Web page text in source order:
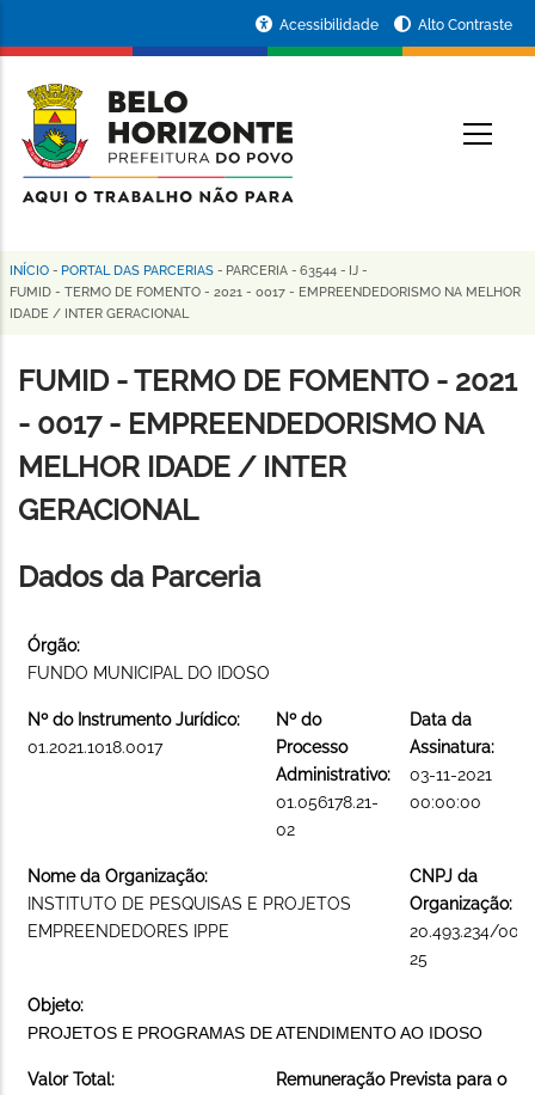
conteúdo
principal
da
Prefeitura
de
Horizonte
Acessibilidade Alto Contraste
Trilha
de
navegação
INÍCIO - PORTAL DAS PARCERIAS - PARCERIA - 63544 - IJ -
FUMID - TERMO DE FOMENTO - 2021 - 0017 - EMPREENDEDORISMO NA MELHOR
IDADE / INTER GERACIONAL
FUMID - TERMO DE FOMENTO - 2021
- 0017 - EMPREENDEDORISMO NA
MELHOR IDADE / INTER
GERACIONAL
Dados da Parceria
Órgão:
FUNDO MUNICIPAL DO IDOSO
Nº do Instrumento Jurídico:
01.2021.1018.0017
Nº do
Processo
Administrativo:
01.056178.21-
02
Data da
Assinatura:
03-11-2021
00:00:00
Nome da Organização:
INSTITUTO DE PESQUISAS E PROJETOS
EMPREENDEDORES IPPE
CNPJ da
Organização:
20.493.234/
25
Objeto:
PROJETOS E PROGRAMAS DE ATENDIMENTO AO IDOSO
Valor Total:
Remuneração Prevista para o